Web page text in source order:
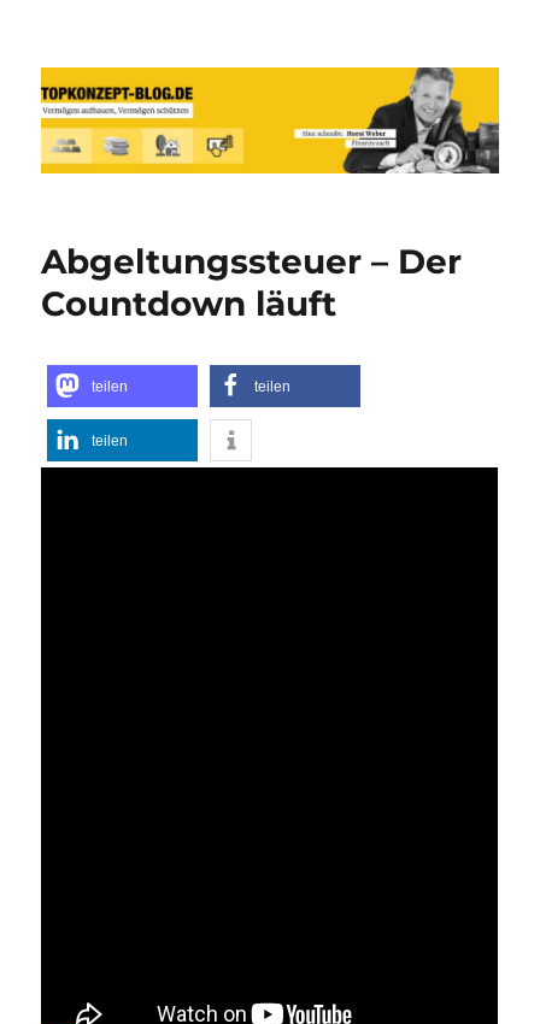
Reich werden und Vermögen
schützen mit Sachwerten-Silber-
Gold-Silbermünzen-Goldmünzen
Abgeltungssteuer – Der
Countdown läuft
teilen teilen
teilen